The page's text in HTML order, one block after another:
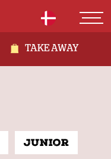
TAKE AWAY
Junior